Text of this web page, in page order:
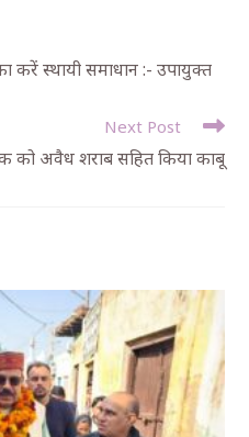
करें स्थायी समाधान :- उपायुक्त
Next Post
को अवैध शराब सहित किया काबू